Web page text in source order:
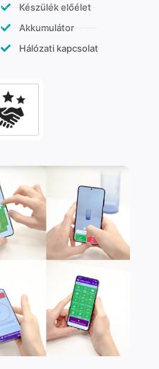
Készülék előélet
Akkumulátor
Hálózati kapcsolat